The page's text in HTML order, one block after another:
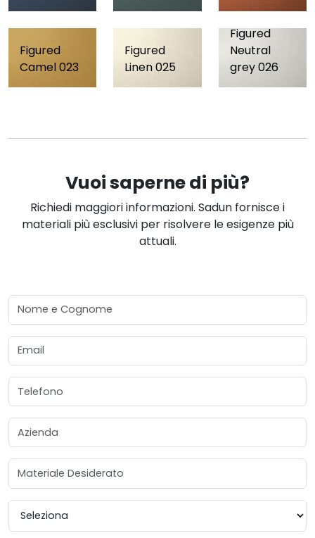
Figured
Camel 023
Figured
Linen 025
Figured
Neutral
grey 026
Vuoi saperne di più?
Richiedi maggiori informazioni. Sadun fornisce i
materiali più esclusivi per risolvere le esigenze più
attuali.
Nome e Cognome
Email
Telefono
Azienda
Materiale Desiderato
Provincia